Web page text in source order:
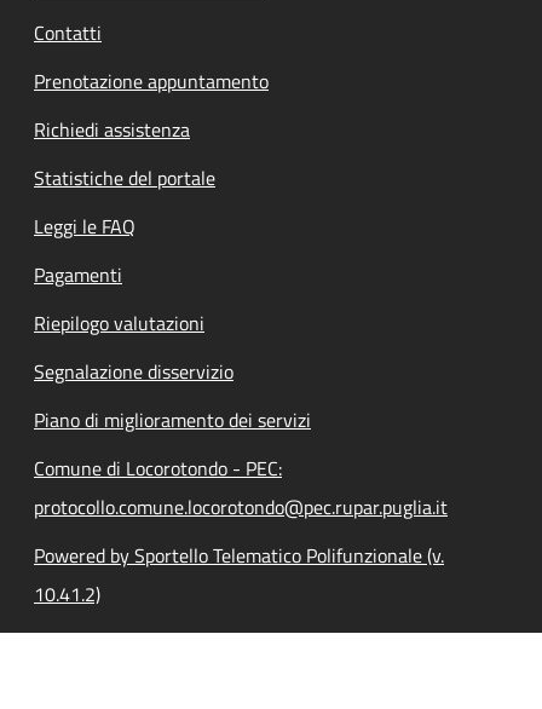
Contatti
Prenotazione appuntamento
Richiedi assistenza
Statistiche del portale
Leggi le FAQ
Pagamenti
Riepilogo valutazioni
Segnalazione disservizio
Piano di miglioramento dei servizi
Comune di Locorotondo - PEC:
protocollo.comune.locorotondo@pec.rupar.puglia.it
Powered by Sportello Telematico Polifunzionale (v.
10.41.2)